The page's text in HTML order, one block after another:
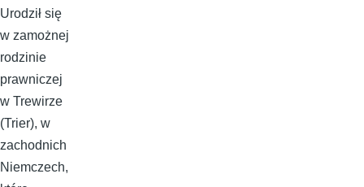
Urodził się
w zamożnej
rodzinie
prawniczej
w Trewirze
(Trier), w
zachodnich
Niemczech,